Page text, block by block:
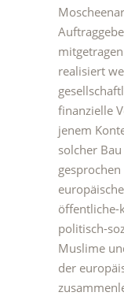
realisiert
finanzielle
jenem
solcher
öffentliche-
politisch-
Muslime
der